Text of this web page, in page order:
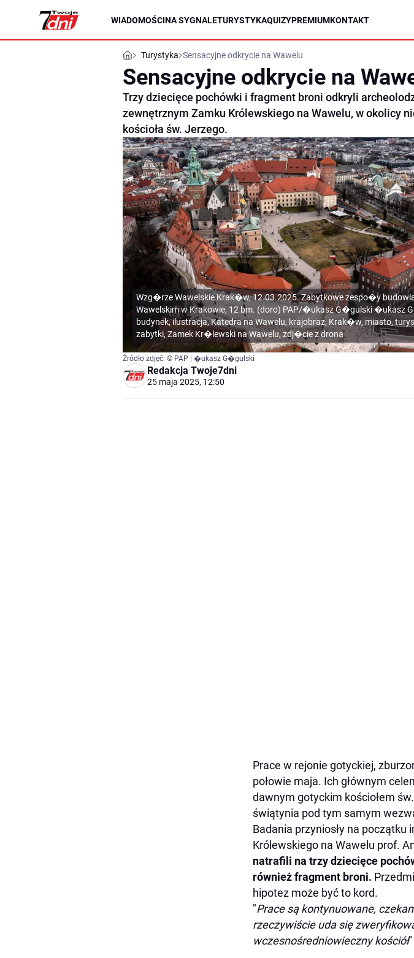
WIADOMOŚCINA SYGNALETURYSTYKAQUIZYPREMIUMKONTAKT
Turystyka Sensacyjne odkrycie na Wawelu
Sensacyjne odkrycie na
Trzy dziecięce pochówki i fragment broni odkryli
zewnętrznym Zamku Królewskiego na Wawelu, w okolicy
kościoła św. Jerzego.
Wzg�rze Wawelskie Krak�w, 12.03.2025. Zabytkowe zespo�y
Wawelskim w Krakowie, 12 bm. (doro) PAP/�ukasz G�gulski �ukasz
budynek, ilustracja, Katedra na Wawelu, krajobraz, Krak�w, miasto,
zabytki, Zamek Kr�lewski na Wawelu, zdj�cie z drona
Źródło zdjęć: © PAP | �ukasz G�gulski
Redakcja Twoje7dni
25 maja 2025, 12:50
Prace w rejonie gotyckiej,
połowie maja. Ich głównym
dawnym gotyckim kościołem
świątynia pod tym samym
Badania przyniosły na początku
Królewskiego na Wawelu prof.
natrafili na trzy dziecięce
również fragment broni.
hipotez może być to kord.
"Prace są kontynuowane,
rzeczywiście uda się
wczesnośredniowieczny kościół